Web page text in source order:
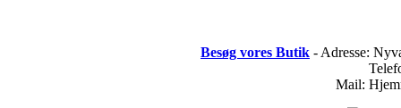
Besøg vores Butik - Adresse:
Mail: